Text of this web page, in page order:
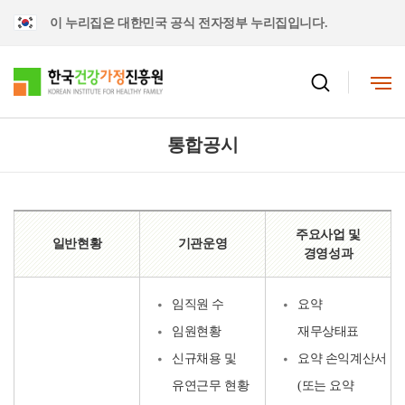
이 누리집은 대한민국 공식 전자정부 누리집입니다.
통합공시
일반현황 기관운영
주요사업 및
경영성과
임직원 수
임원현황
신규채용 및
유연근무 현황
요약
재무상태표
요약 손익계산서
(또는 요약